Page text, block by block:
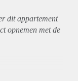
ditappartement
opnemen met de